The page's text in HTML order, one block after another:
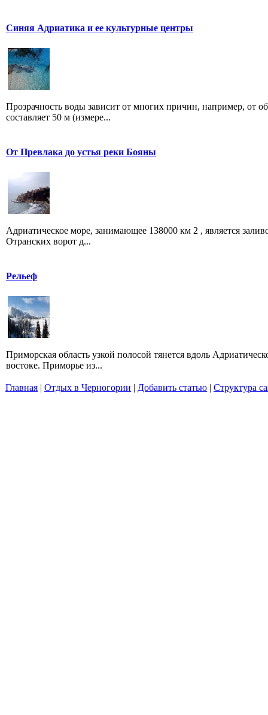
Синяя Адриатика и ее культурные центры
Прозрачность воды зависит от многих причин, например, от
составляет 50 м (измере...
От Превлака до устья реки Бояны
Адриатическое море, занимающее 138000 км 2 , является
Отранских ворот д...
Рельеф
Приморская область узкой полосой тянется вдоль
востоке. Приморье из...
Главная | Отдых в Черногории | Добавить статью | Структура